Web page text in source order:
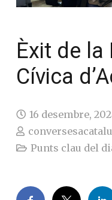
Èxit de la
Cívica
16 desembre,
Punts clau del